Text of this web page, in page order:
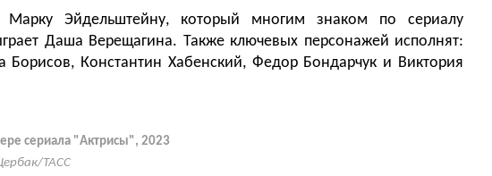
Марку Эйдельштейну, который многим знаком по сериалу
Даша Верещагина. Также ключевых персонажей исполнят:
Борисов, Константин Хабенский, Федор Бондарчук и Виктория
сериала "Актрисы", 2023
ТАСС